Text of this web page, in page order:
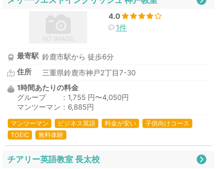
4.0
1件
最寄駅 鈴鹿市駅から 徒歩6分
住所
三重県鈴鹿市神戸2丁目7-30
1時間あたりの料金
グループ ：1,755 円〜4,050円
マンツーマン：6,885円
マンツーマン ビジネス英語 料金が安い
子供向けコース
TOEIC
無料体験
チアリー英語教室 長太校